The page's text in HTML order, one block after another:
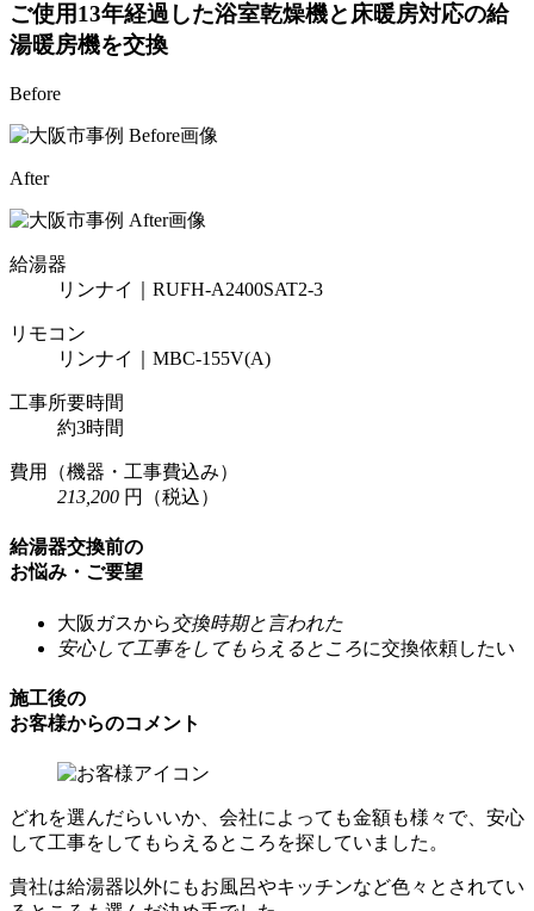
ご使用13年経過した浴室乾燥機と床暖房対応の給
湯暖房機を交換
Before
After
給湯器
リンナイ｜RUFH-A2400SAT2-3
リモコン
リンナイ｜MBC-155V(A)
工事所要時間
約3時間
費用
（機器・工事費込み）
213,200 円 （税込）
給湯器交換前の
お悩み・ご要望
大阪ガスから 交換時期と言われた
安心して工事をしてもらえるところに交換依頼したい
施工後の
お客様からのコメント
どれを選んだらいいか、会社によっても金額も様々で、安心
して工事をしてもらえるところを探していました。
貴社は給湯器以外にもお風呂やキッチンなど色々とされてい